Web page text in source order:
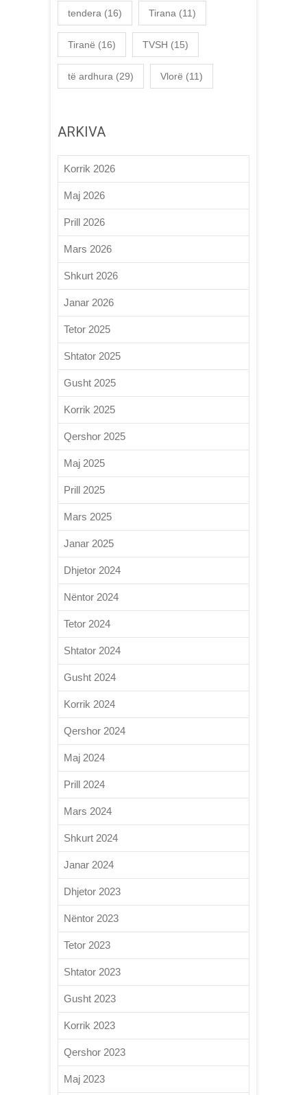
tendera (16) Tirana (11)
Tiranë (16) TVSH (15)
të ardhura (29) Vlorë (11)
ARKIVA
Korrik 2026
Maj 2026
Prill 2026
Mars 2026
Shkurt 2026
Janar 2026
Tetor 2025
Shtator 2025
Gusht 2025
Korrik 2025
Qershor 2025
Maj 2025
Prill 2025
Mars 2025
Janar 2025
Dhjetor 2024
Nëntor 2024
Tetor 2024
Shtator 2024
Gusht 2024
Korrik 2024
Qershor 2024
Maj 2024
Prill 2024
Mars 2024
Shkurt 2024
Janar 2024
Dhjetor 2023
Nëntor 2023
Tetor 2023
Shtator 2023
Gusht 2023
Korrik 2023
Qershor 2023
Maj 2023